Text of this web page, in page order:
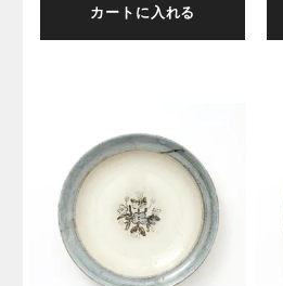
カートに入れる